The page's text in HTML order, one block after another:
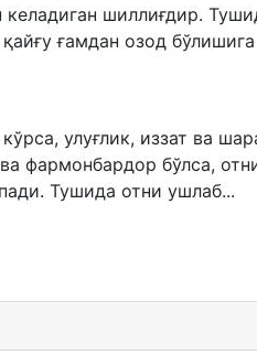
шиллиғдир.
ғамдан озод бўлишига
улуғлик, иззат ва
фармонбардор бўлса,
Тушида отни ушлаб...